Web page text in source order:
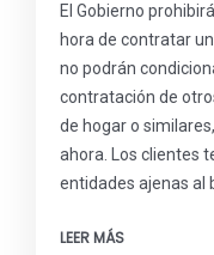
El Gobierno
hora de contratar
no podrán
contratación de
de hogar o
ahora. Los clientes
entidades ajenas al
LEER MÁS